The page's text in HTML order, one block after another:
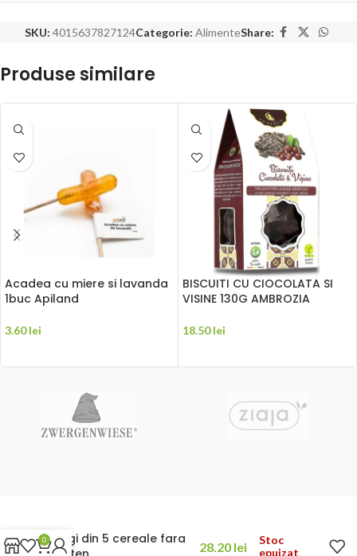
SKU: 4015637827124Categorie: AlimenteShare:
Produse similare
Acadea cu miere si lavanda
1buc Apiland
3.60lei
BISCUITI CU CIOCOLATA SI
VISINE 130G AMBROZIA
18.50lei
Fulgi din 5 cereale fara
28.20 lei
Stoc
epuizat
0